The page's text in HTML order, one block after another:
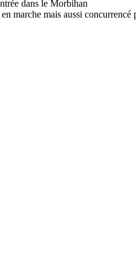
marche mais aussi